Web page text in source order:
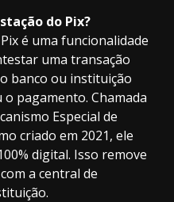
do Pix?
é uma funcionalidade
uma transação
banco ou instituição
pagamento. Chamada
Especial de
criado em 2021, ele
digital. Isso remove
a central de